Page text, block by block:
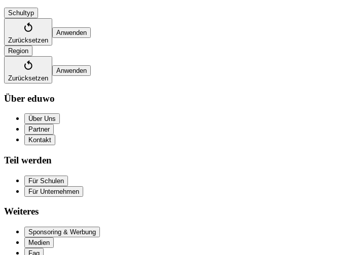
Schultyp
Zurücksetzen
Anwenden
Region
Zurücksetzen
Anwenden
Über eduwo
Über Uns
Partner
Kontakt
Teil werden
Für Schulen
Für Unternehmen
Weiteres
Sponsoring & Werbung
Medien
Faq